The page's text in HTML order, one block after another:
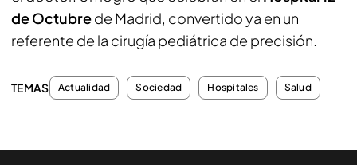
de Octubrede Madrid, convertido ya en un
referente de la cirugía pediátrica de precisión.
TEMAS Actualidad Sociedad Hospitales Salud